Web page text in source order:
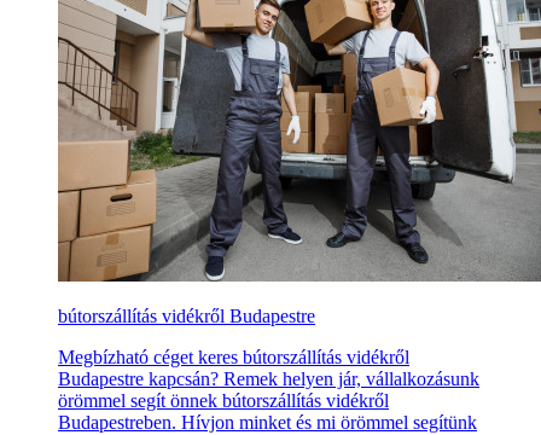
bútorszállítás vidékről Budapestre
Megbízható céget keres bútorszállítás vidékről
Budapestre kapcsán? Remek helyen jár, vállalkozásunk
örömmel segít önnek bútorszállítás vidékről
Budapestreben. Hívjon minket és mi örömmel segítünk